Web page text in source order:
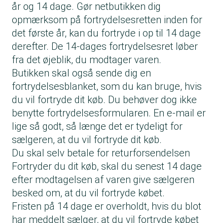
år og 14 dage. Gør netbutikken dig
opmærksom på fortrydelsesretten inden for
det første år, kan du fortryde i op til 14 dage
derefter. De 14-dages fortrydelsesret løber
fra det øjeblik, du modtager varen.
Butikken skal også sende dig en
fortrydelsesblanket, som du kan bruge, hvis
du vil fortryde dit køb. Du behøver dog ikke
benytte fortrydelsesformularen. En e-mail er
lige så godt, så længe det er tydeligt for
sælgeren, at du vil fortryde dit køb.
Du skal selv betale for returforsendelsen
Fortryder du dit køb, skal du senest 14 dage
efter modtagelsen af varen give sælgeren
besked om, at du vil fortryde købet.
Fristen på 14 dage er overholdt, hvis du blot
har meddelt sælger, at du vil fortryde købet